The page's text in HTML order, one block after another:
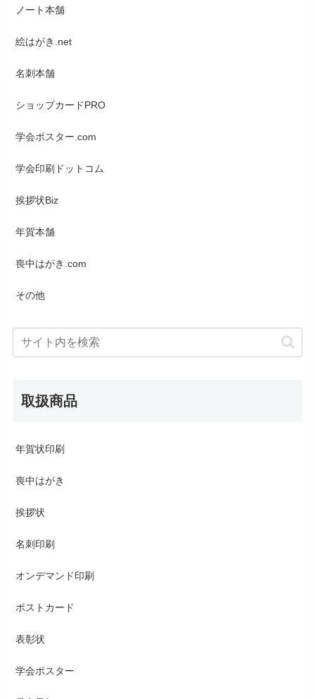
ノート本舗
絵はがき.net
名刺本舗
ショップカードPRO
学会ポスター.com
学会印刷ドットコム
挨拶状Biz
年賀本舗
喪中はがき.com
その他
取扱商品
年賀状印刷
喪中はがき
挨拶状
名刺印刷
オンデマンド印刷
ポストカード
表彰状
学会ポスター